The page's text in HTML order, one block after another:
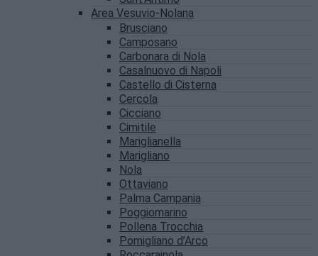
Area Vesuvio-Nolana
Brusciano
Camposano
Carbonara di Nola
Casalnuovo di Napoli
Castello di Cisterna
Cercola
Cicciano
Cimitile
Mariglianella
Marigliano
Nola
Ottaviano
Palma Campania
Poggiomarino
Pollena Trocchia
Pomigliano d’Arco